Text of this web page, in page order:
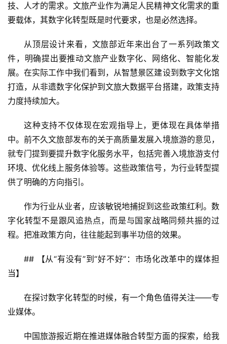
技、人才的需求。文旅产业作为满足人民精神文化需求的重
要载体，其数字化转型既是时代要求，也是必然选择。
从顶层设计来看，文旅部近年来出台了一系列政策文
件，明确提出要推动文旅产业数字化、网络化、智能化发
展。在实际工作中我们看到，从智慧景区建设到数字文化馆
打造，从非遗数字化保护到文旅大数据平台搭建，政策支持
力度持续加大。
这种支持不仅体现在宏观指导上，更体现在具体举措
中。前不久文旅部发布的关于高质量发展入境旅游的意见，
就专门提到要提升数字化服务水平，包括完善入境旅游支付
环境、优化线上服务体验等。这些政策信号，为行业转型提
供了明确的方向指引。
作为行业从业者，应该敏锐地捕捉到这些政策红利。数
字化转型不是跟风追热点，而是与国家战略同频共振的过
程。把准政策方向，往往能起到事半功倍的效果。
## 【从“有没有”到“好不好”：市场化改革中的媒体担
当】
在探讨数字化转型的时候，有一个角色值得关注——专
业媒体。
中国旅游报近期在推进媒体融合转型方面的探索，给我